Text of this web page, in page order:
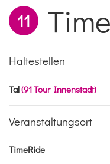
11
Haltestellen
Tal(91 Tour Innenstadt)
Veranstaltungsort
TimeRide